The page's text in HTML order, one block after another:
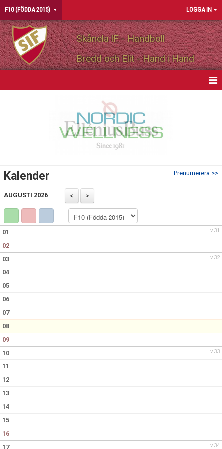
F10 (FÖDDA 2015) LOGGA IN
Skånela IF - Handboll
Bredd och Elit - Hand i Hand
BILDGALLERI
DOKUMENT
KONTAKT
Prenumerera >>
Kalender
AUGUSTI 2026
v.31
01
02
v.32
03
04
05
06
07
08
09
v.33
10
11
12
13
14
15
16
v.34
17